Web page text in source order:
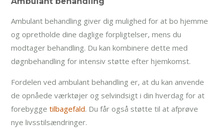
Ambulant behandling giver dig mulighed for at bo hjemme
og opretholde dine daglige forpligtelser, mens du
modtager behandling. Du kan kombinere dette med
døgnbehandling for intensiv støtte efter hjemkomst.
Fordelen ved ambulant behandling er, at du kan anvende
de opnåede værktøjer og selvindsigt i din hverdag for at
forebygge tilbagefald. Du får også støtte til at afprøve
nye livsstilsændringer.